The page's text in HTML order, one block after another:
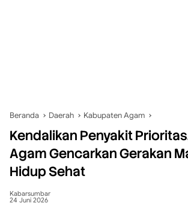
Beranda Daerah Kabupaten Agam
Kendalikan Penyakit
Agam Gencarkan Gerakan
Hidup Sehat
Kabarsumbar
24 Juni 2026